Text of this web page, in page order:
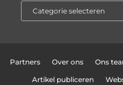
Partners Over ons Ons
Artikel publiceren